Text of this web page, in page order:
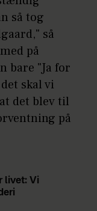
så tog
så
på
bare "Ja for
skal vi
det blev til
på
livet: Vi